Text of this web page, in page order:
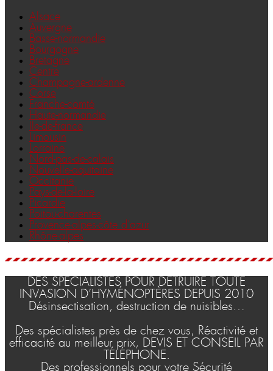
Alsace
Auvergne
Basse-normandie
Bourgogne
Bretagne
Centre
Champagne-ardenne
Corse
Franche-comté
Haute-normandie
Ile-de-france
Limousin
Lorraine
Nord-pas-de-calais
Nouvelle-aquitaine
Occitanie
Pays-de-la-loire
Picardie
Poitou-charentes
Provence-alpes-côte d'azur
Rhône-alpes
DES SPÉCIALISTES POUR DÉTRUIRE TOUTE
INVASION D’HYMÉNOPTÈRES DEPUIS 2010
Désinsectisation, destruction de nuisibles…
Des spécialistes près de chez vous, Réactivité et
efficacité au meilleur prix, DEVIS ET CONSEIL PAR
TÉLÉPHONE.
Des professionnels pour votre Sécurité